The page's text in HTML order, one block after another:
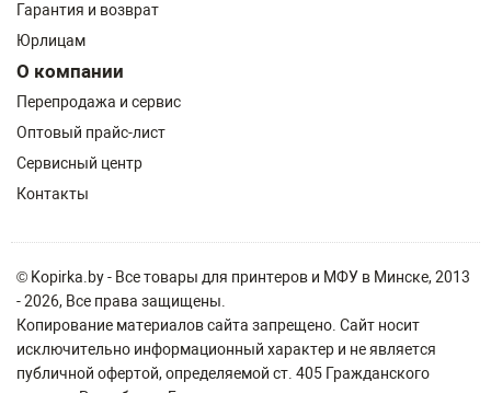
Гарантия и возврат
Юрлицам
О компании
Перепродажа и сервис
Оптовый прайс-лист
Сервисный центр
Контакты
© Kopirka.by - Все товары для принтеров и МФУ в Минске, 2013
- 2026, Все права защищены.
Копирование материалов сайта запрещено. Сайт носит
исключительно информационный характер и не является
публичной офертой, определяемой ст. 405 Гражданского